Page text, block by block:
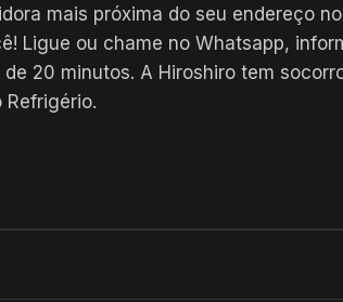
mais próxima do seu endereço
Ligue ou chame no Whatsapp,
20 minutos. A Hiroshiro tem
Refrigério.